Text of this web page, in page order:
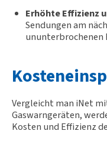
Erhöhte Effizienz
Sendungen am
ununterbrochenen
Vergleicht man iNet
Gaswarngeräten,
Kosten und Effizienz